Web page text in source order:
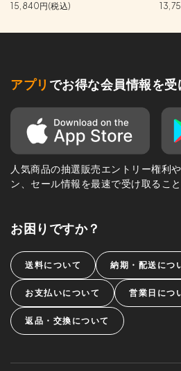
15,840円(税込)
アプリ でお得な会員情報を受
人気商品の抽選販売エントリー権利
ン、セール情報を最速で受け取ること
お困りですか？
送料について 納期・配送につ
お支払いについて 営業日につ
返品・交換について